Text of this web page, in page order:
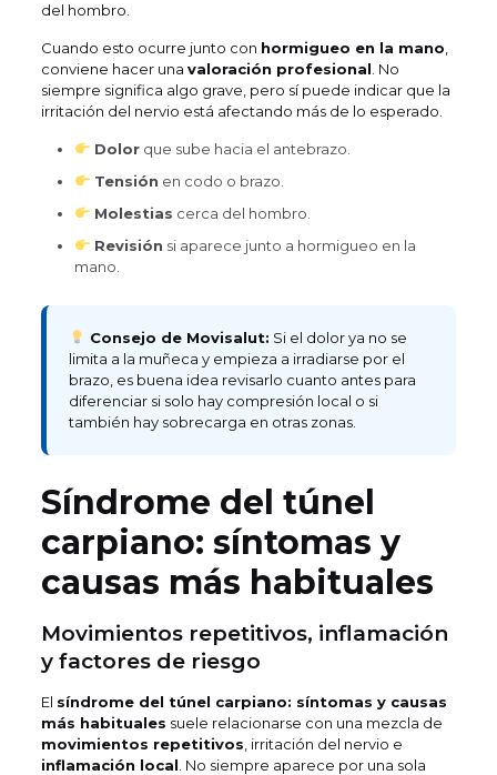
del hombro.
Cuando esto ocurre junto con hormigueo en la mano
conviene hacer una valoración profesional . No
siempre significa algo grave, pero sí puede indicar que la
irritación del nervio está afectando más de lo esperado.
Dolorque sube hacia el antebrazo.
Tensión en codo o brazo.
Molestias cerca del hombro.
Revisión si aparece junto a hormigueo en la
mano.
Consejo de Movisalut: Si el dolor ya no se
limita a la muñeca y empieza a irradiarse por el
brazo, es buena idea revisarlo cuanto antes para
diferenciar si solo hay compresión local o si
también hay sobrecarga en otras zonas.
Síndrome del túnel
carpiano: síntomas y
causas más habituales
Movimientos repetitivos, inflamación
y factores de riesgo
El síndrome del túnel carpiano: síntomas y causas
más habituales suele relacionarse con una mezcla de
movimientos repetitivos , irritación del nervio e
inflamación local . No siempre aparece por una sola